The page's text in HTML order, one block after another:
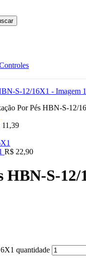
Por Pés HBN-S-12/
11,39
R$ 22,90
HBN-S-12/
quantidade